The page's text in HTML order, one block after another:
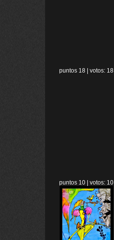
puntos 18 | votos: 18
puntos 10 | votos: 10